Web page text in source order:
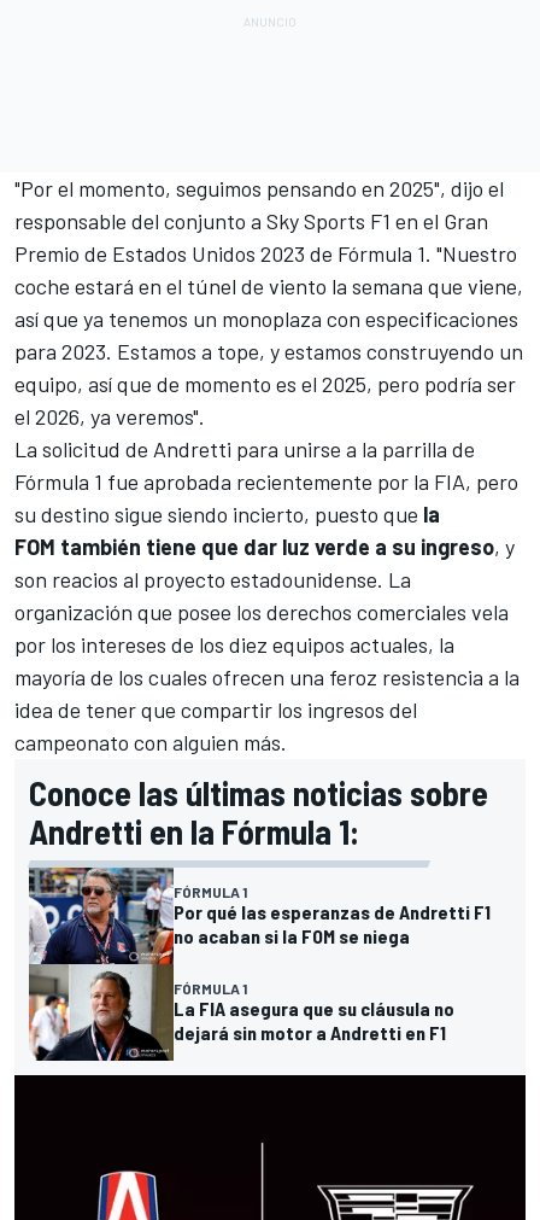
"Por el momento, seguimos pensando en 2025", dijo el
responsable del conjunto a Sky Sports F1 en el Gran
Premio de Estados Unidos 2023 de Fórmula 1. "Nuestro
coche estará en el túnel de viento la semana que viene,
así que ya tenemos un monoplaza con especificaciones
para 2023. Estamos a tope, y estamos construyendo un
equipo, así que de momento es el 2025, pero podría ser
el 2026, ya veremos".
La solicitud de Andretti para unirse a la parrilla de
Fórmula 1 fue aprobada recientemente por la FIA, pero
su destino sigue siendo incierto, puesto que la
FOM también tiene que dar luz verde a su ingreso, y
son reacios al proyecto estadounidense. La
organización que posee los derechos comerciales vela
por los intereses de los diez equipos actuales, la
mayoría de los cuales ofrecen una feroz resistencia a la
idea de tener que compartir los ingresos del
campeonato con alguien más.
Conoce las últimas noticias sobre
Andretti en la Fórmula 1:
FÓRMULA 1
Por qué las esperanzas de Andretti F1
no acaban si la FOM se niega
FÓRMULA 1
La FIA asegura que su cláusula no
dejará sin motor a Andretti en F1